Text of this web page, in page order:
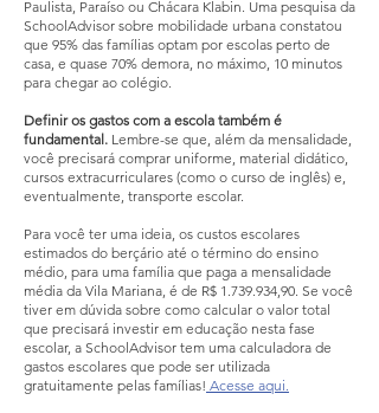
Paulista, Paraíso ou Chácara Klabin. Uma pesquisa da
SchoolAdvisor sobre mobilidade urbana constatou
que 95% das famílias optam por escolas perto de
casa, e quase 70% demora, no máximo, 10 minutos
para chegar ao colégio.
Definir os gastos com a escola também é
fundamental. Lembre-se que, além da mensalidade,
você precisará comprar uniforme, material didático,
cursos extracurriculares (como o curso de inglês) e,
eventualmente, transporte escolar.
Para você ter uma ideia, os custos escolares
estimados do berçário até o término do ensino
médio, para uma família que paga a mensalidade
média da Vila Mariana, é de R$ 1.739.934,90. Se você
tiver em dúvida sobre como calcular o valor total
que precisará investir em educação nesta fase
escolar, a SchoolAdvisor tem uma calculadora de
gastos escolares que pode ser utilizada
gratuitamente pelas famílias! Acesse aqui.